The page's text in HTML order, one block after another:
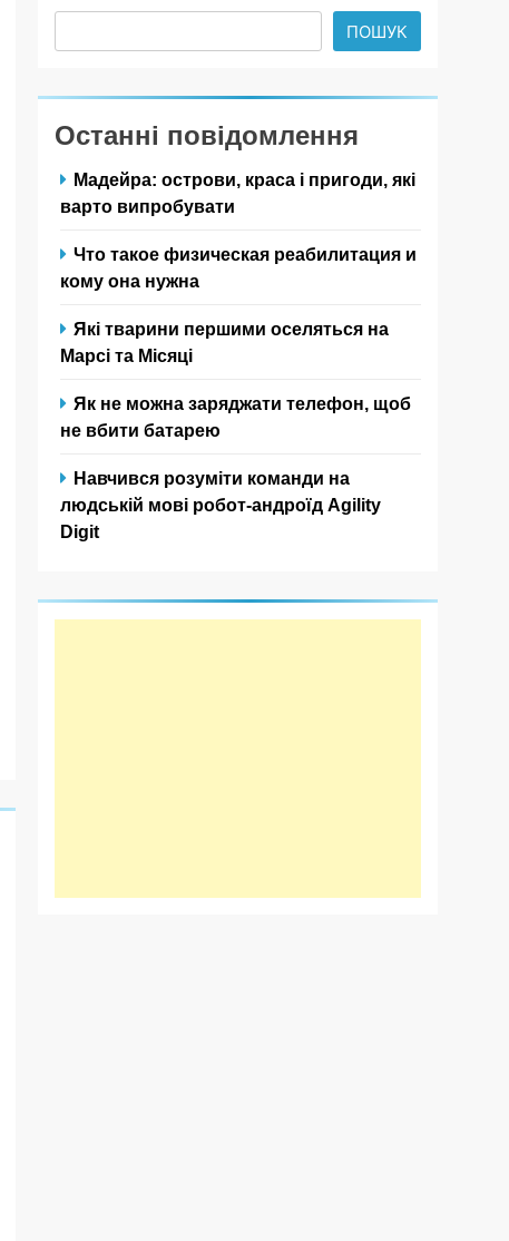
ПОШУК
Останні повідомлення
Мадейра: острови, краса і пригоди, які
варто випробувати
Что такое физическая реабилитация и
кому она нужна
Які тварини першими оселяться на
Марсі та Місяці
Як не можна заряджати телефон, щоб
не вбити батарею
Навчився розуміти команди на
людській мові робот-андроїд Agility
Digit